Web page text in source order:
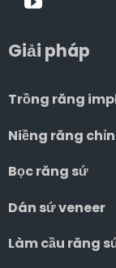
Giải pháp
Trồng răng
Niềng răng
Bọc răng sứ
Dán sứ veneer
Làm cầu răng